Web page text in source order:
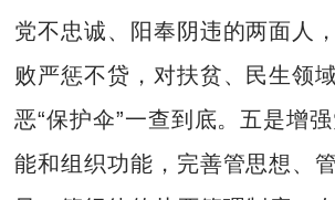
党不忠诚、阳奉阴违的两面人
败严惩不贷，对扶贫、民生领
恶“保护伞”一查到底。五是增
能和组织功能，完善管思想、